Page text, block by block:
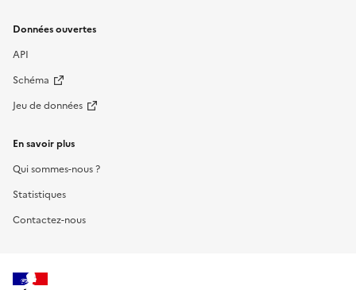
Données ouvertes
API
Schéma
Jeu de données
En savoir plus
Qui sommes-nous ?
Statistiques
Contactez-nous